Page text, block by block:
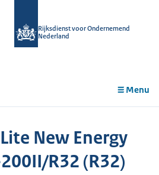
Rijksdienst voor Ondernemend
Nederland
Menu
New Energy
R32 (R32)